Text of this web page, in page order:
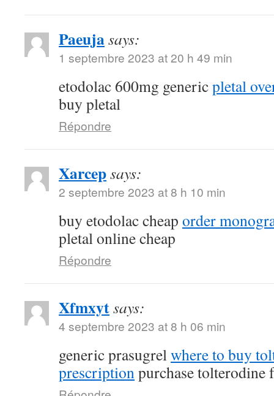
Paeujasays:
1 septembre 2023 at 20 h 49 min
etodolac 600mg genericpletal
buy pletal
Répondre
Xarcepsays:
2 septembre 2023 at 8 h 10 min
buy etodolac cheap order
pletal online cheap
Répondre
Xfmxytsays:
4 septembre 2023 at 8 h 06 min
generic prasugrelwhere to buy
prescriptionpurchase tolterodine